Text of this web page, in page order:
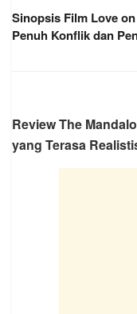
Sinopsis Film Love
Penuh Konflik dan
Review The
yang Terasa